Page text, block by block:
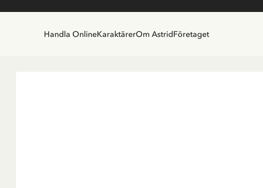
Handla OnlineKaraktärerOm AstridFöretaget